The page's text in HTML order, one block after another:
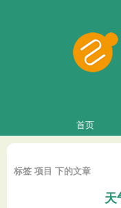
首页
标签 项目 下的文章
天